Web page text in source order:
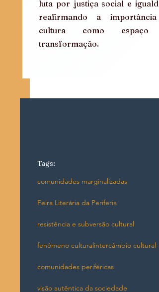
luta por justiça social e
reafirmando a importância
cultura como espaço
transformação.
Tags:
comunidades marginalizadas
Feira Literária da Periferia
resistência e subversão cultural
fenômeno culturalintercâmbio cultural
comunidades periféricas
visão autêntica da sociedade